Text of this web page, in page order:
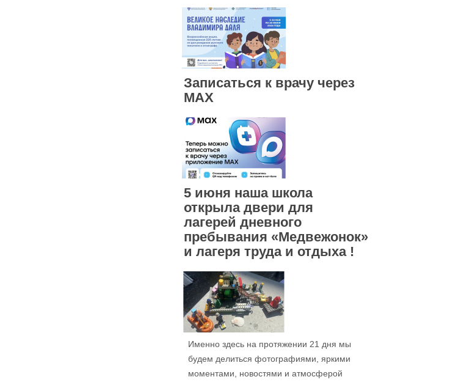
Записаться к врачу через
МАХ
5 июня наша школа
открыла двери для
лагерей дневного
пребывания «Медвежонок»
и лагеря труда и отдыха !
Именно здесь на протяжении 21 дня мы
будем делиться фотографиями, яркими
моментами, новостями и атмосферой